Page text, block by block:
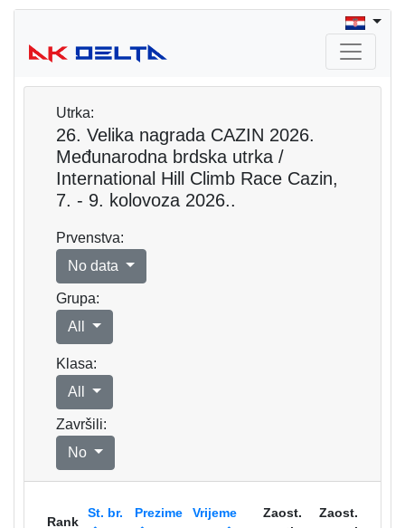
Utrka:
26. Velika nagrada CAZIN 2026.
Međunarodna brdska utrka /
International Hill Climb Race Cazin,
7. - 9. kolovoza 2026..
Prvenstva:
No data
Grupa:
All
Klasa:
All
Završili:
No
Rank
St. br. Prezime Vrijeme
Zaost.
Zaost.